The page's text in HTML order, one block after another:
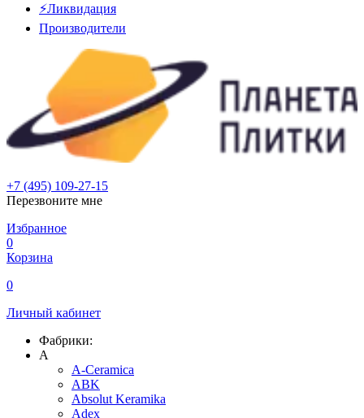
⚡Ликвидация
Производители
+7 (495) 109-27-15
Перезвоните мне
Избранное
0
Корзина
0
Личный кабинет
Фабрики:
A
A-Ceramica
ABK
Absolut Keramika
Adex